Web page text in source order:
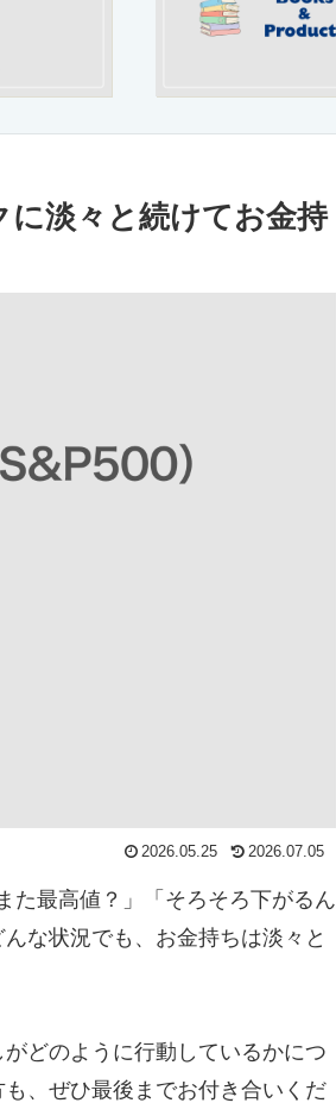
に淡々と続けてお金持
2026.05.25 2026.07.05
た最高値？」「そろそろ下がるん
な状況でも、お金持ちは淡々と
どのように行動しているかにつ
、ぜひ最後までお付き合いくだ